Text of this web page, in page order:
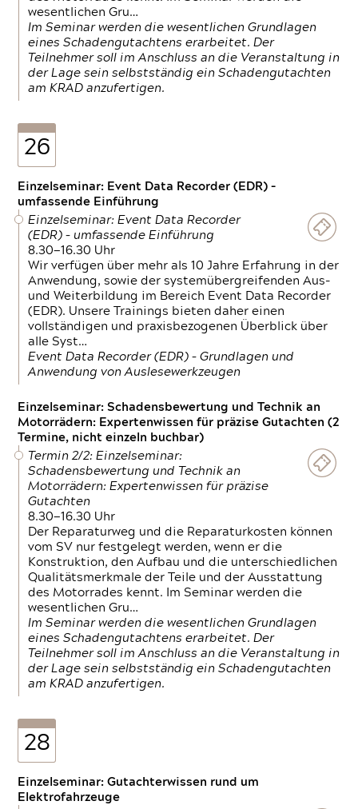
wesentlichen Gru…
Im Seminar werden die wesentlichen Grundlagen
eines Schadengutachtens erarbeitet. Der
Teilnehmer soll im Anschluss an die Veranstaltung in
der Lage sein selbstständig ein Schadengutachten
am KRAD anzufertigen.
26
Einzelseminar: Event Data Recorder (EDR) –
umfassende Einführung
Einzelseminar: Event Data Recorder
(EDR) – umfassende Einführung
8.30—16.30 Uhr
Wir verfügen über mehr als 10 Jahre Erfahrung in der
Anwendung, sowie der systemübergreifenden Aus-
und Weiterbildung im Bereich Event Data Recorder
(EDR). Unsere Trainings bieten daher einen
vollständigen und praxisbezogenen Überblick über
alle Syst…
Event Data Recorder (EDR) – Grundlagen und
Anwendung von Auslesewerkzeugen
Einzelseminar: Schadensbewertung und Technik an
Motorrädern: Expertenwissen für präzise Gutachten (2
Termine, nicht einzeln buchbar)
Termin 2/2: Einzelseminar:
Schadensbewertung und Technik an
Motorrädern: Expertenwissen für präzise
Gutachten
8.30—16.30 Uhr
Der Reparaturweg und die Reparaturkosten können
vom SV nur festgelegt werden, wenn er die
Konstruktion, den Aufbau und die unterschiedlichen
Qualitätsmerkmale der Teile und der Ausstattung
des Motorrades kennt. Im Seminar werden die
wesentlichen Gru…
Im Seminar werden die wesentlichen Grundlagen
eines Schadengutachtens erarbeitet. Der
Teilnehmer soll im Anschluss an die Veranstaltung in
der Lage sein selbstständig ein Schadengutachten
am KRAD anzufertigen.
28
Einzelseminar: Gutachterwissen rund um
Elektrofahrzeuge